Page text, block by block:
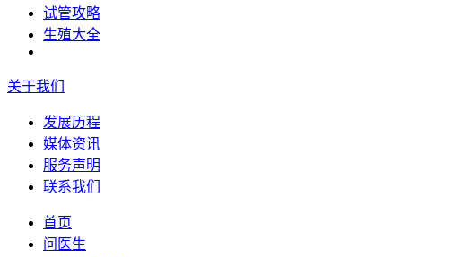
试管攻略
生殖大全
关于我们
发展历程
媒体资讯
服务声明
联系我们
首页
问医生